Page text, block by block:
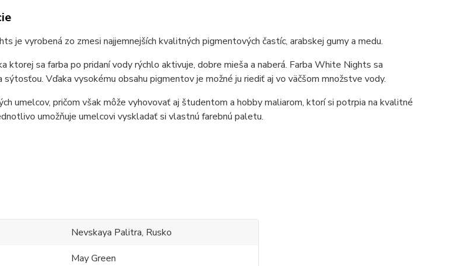
je vyrobená zo zmesi najjemnejších kvalitných pigmentových častíc, arabskej gumy a medu.
ktorej sa farba po pridaní vody rýchlo aktivuje, dobre mieša a naberá. Farba White Nights sa
Vďaka vysokému obsahu pigmentov je možné ju riediť aj vo väčšom množstve vody.
umelcov, pričom však môže vyhovovať aj študentom a hobby maliarom, ktorí si potrpia na kvalitné
umožňuje umelcovi vyskladať si vlastnú farebnú paletu.
Nevskaya Palitra, Rusko
May Green